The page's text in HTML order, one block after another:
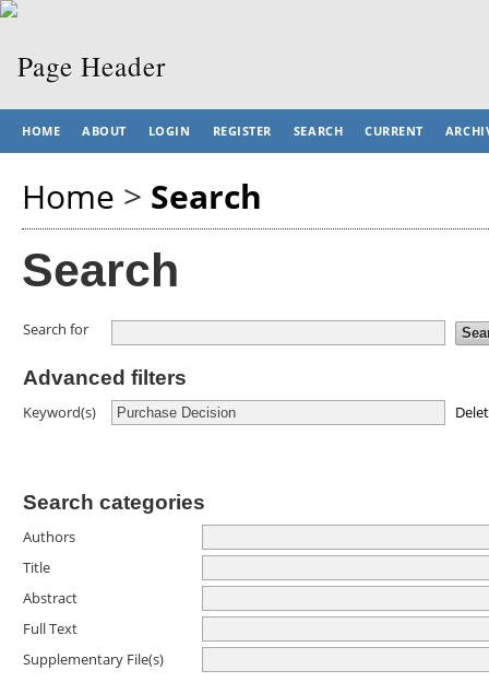
HOME ABOUT LOGIN REGISTER SEARCH CURRENT
Home > Search
Search
Search for
Advanced filters
Keyword(s)
Search categories
Authors
Title
Abstract
Full Text
Supplementary File(s)